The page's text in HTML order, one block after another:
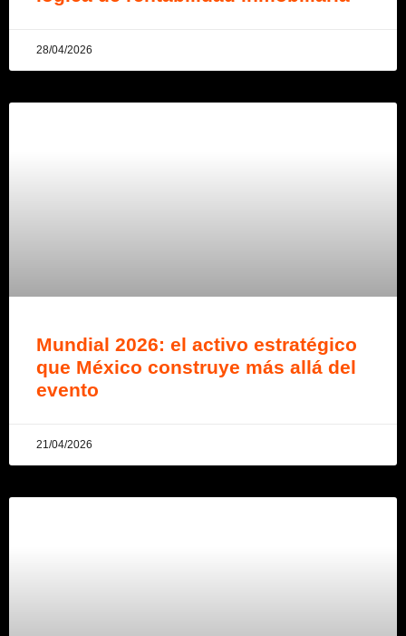
28/04/2026
Mundial 2026: el activo estratégico
que México construye más allá del
evento
21/04/2026